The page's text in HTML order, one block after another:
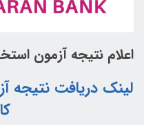
اعلام نتیجه آزمون
لینک دریافت نتیجه